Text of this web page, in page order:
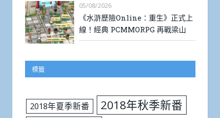
05/08/2026
《水滸歷險Online：重生》正式上
線！經典 PCMMORPG 再戰梁山
標籤
2018年夏季新番 2018年秋季新番